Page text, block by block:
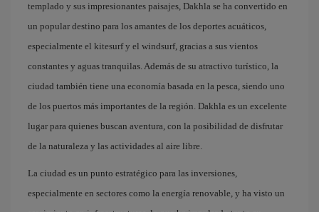
templado y sus impresionantes paisajes, Dakhla se ha convertido en
un popular destino para los amantes de los deportes acuáticos,
especialmente el kitesurf y el windsurf, gracias a sus vientos
constantes y aguas tranquilas. Además de su atractivo turístico, la
ciudad también tiene una economía basada en la pesca, siendo uno
de los puertos más importantes de la región. Dakhla es un excelente
lugar para quienes buscan aventura, con la posibilidad de disfrutar
de la naturaleza y las actividades al aire libre.
La ciudad es un punto estratégico para las inversiones,
especialmente en sectores como la energía renovable, y ha visto un